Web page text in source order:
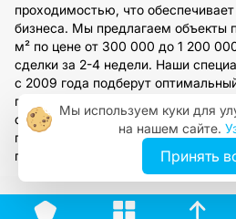
проходимостью, что
бизнеса. Мы предлагаем объекты
м² по цене от 300 000 до 1 200
сделки за 2-4 недели. Наши
с 2009 года подберут
просмотр и предоставят полное
сопровождение. Оставьте заявку
персональную консультацию по
помещений в этом перспективном
Мы используем куки для
на нашем сайте.
Принять